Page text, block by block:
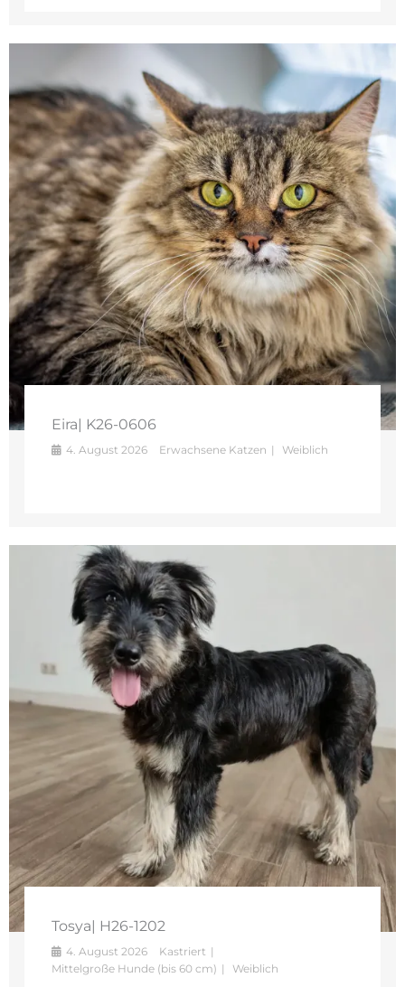
Eira| K26-0606
4. August 2026 Erwachsene Katzen Weiblich
Tosya| H26-1202
4. August 2026
Kastriert
Mittelgroße Hunde (bis 60 cm)
Weiblich